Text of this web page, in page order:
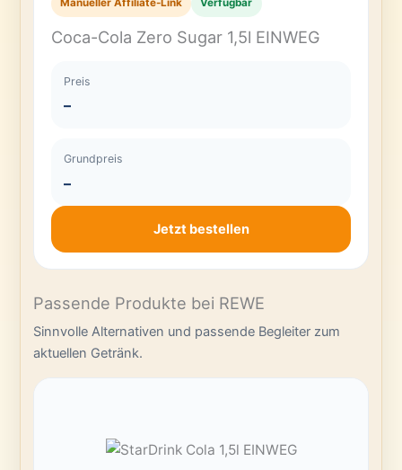
Manueller Affiliate-Link Verfügbar
Coca-Cola Zero Sugar 1,5l EINWEG
Preis
–
Grundpreis
–
Jetzt bestellen
Passende Produkte bei REWE
Sinnvolle Alternativen und passende Begleiter zum
aktuellen Getränk.